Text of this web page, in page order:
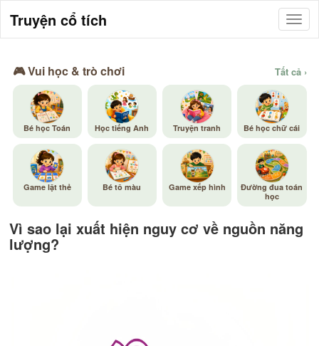
Truyện cổ tích
🎮 Vui học & trò chơi Tất cả ›
Bé học Toán Học tiếng Anh Truyện tranh Bé học chữ cái
Game lật thẻ Bé tô màu Game xếp hình
Đường đua toán
học
Vì sao lại xuất hiện nguy cơ về nguồn năng
lượng?